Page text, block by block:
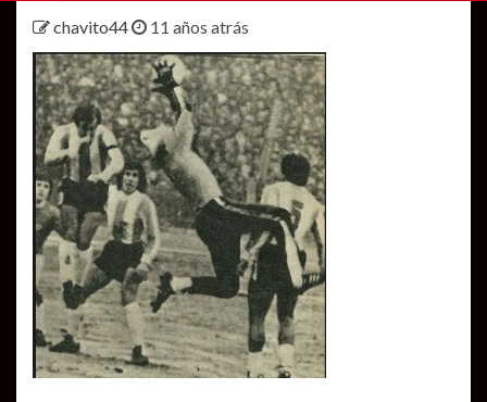
chavito44 11 años atrás